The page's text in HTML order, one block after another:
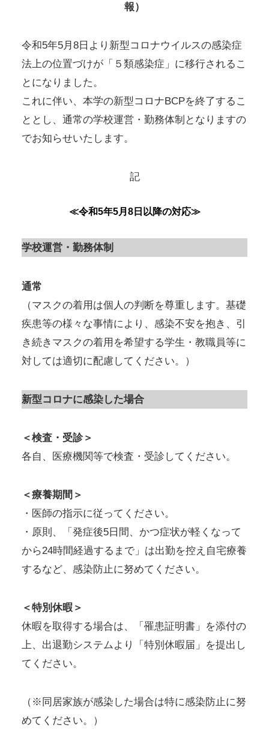
報）
令和5年5月8日より新型コロナウイルスの感染症
法上の位置づけが「５類感染症」に移行されるこ
とになりました。
これに伴い、本学の新型コロナBCPを終了するこ
ととし、通常の学校運営・勤務体制となりますの
でお知らせいたします。
記
≪令和5年5月8日以降の対応≫
学校運営・勤務体制
通常
（マスクの着用は個人の判断を尊重します。基礎
疾患等の様々な事情により、感染不安を抱き、引
き続きマスクの着用を希望する学生・教職員等に
対しては適切に配慮してください。）
新型コロナに感染した場合
＜検査・受診＞
各自、医療機関等で検査・受診してください。
＜療養期間＞
・医師の指示に従ってください。
・原則、「発症後5日間、かつ症状が軽くなって
から24時間経過するまで」は出勤を控え自宅療養
するなど、感染防止に努めてください。
＜特別休暇＞
休暇を取得する場合は、「罹患証明書」を添付の
上、出退勤システムより「特別休暇届」を提出し
てください。
（※同居家族が感染した場合は特に感染防止に努
めてください。）